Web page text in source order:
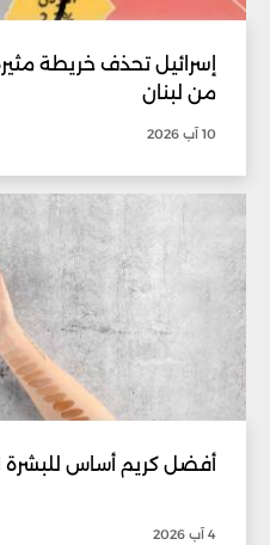
إسرائيل تحذف خريطة
من لبنان
10 آب 2026
أفضل كريم أساس للبشرة
4 آب 2026